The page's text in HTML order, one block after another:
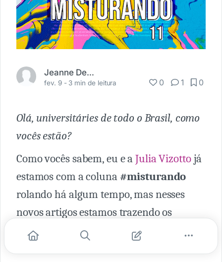
Jeanne Delava
fev. 9 - 3 min de leitura 0 1 0
Olá, universitáries de todo o Brasil, como
vocês estão?
Como vocês sabem, eu e aJulia Vizottojá
estamos com a coluna #misturando
rolando há algum tempo, mas nesses
novos artigos estamos trazendo os
insights das
conversas que estão se